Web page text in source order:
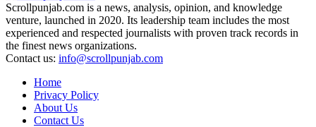
Scrollpunjab.com is a news, analysis, opinion, and knowledge
venture, launched in 2020. Its leadership team includes the most
experienced and respected journalists with proven track records in
the finest news organizations.
Contact us: info@scrollpunjab.com
Home
Privacy Policy
About Us
Contact Us